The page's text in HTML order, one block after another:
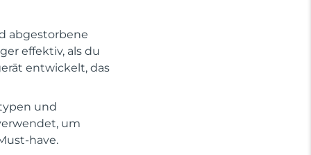
abgestorbene
effektiv, als du
entwickelt, das
und
um
have.